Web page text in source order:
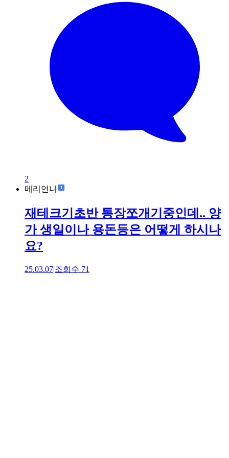
2
메리언니
재테크기초반 통장쪼개기중인데.. 양
가 생일이나 용돈등은 어떻게 하시나
요?
25.03.07|조회수 71